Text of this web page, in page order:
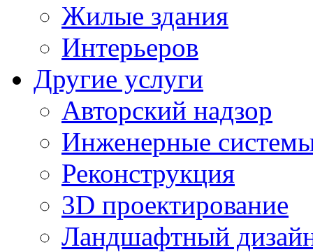
Жилые здания
Интерьеров
Другие услуги
Авторский надзор
Инженерные
Реконструкция
3D проектирование
Ландшафтный